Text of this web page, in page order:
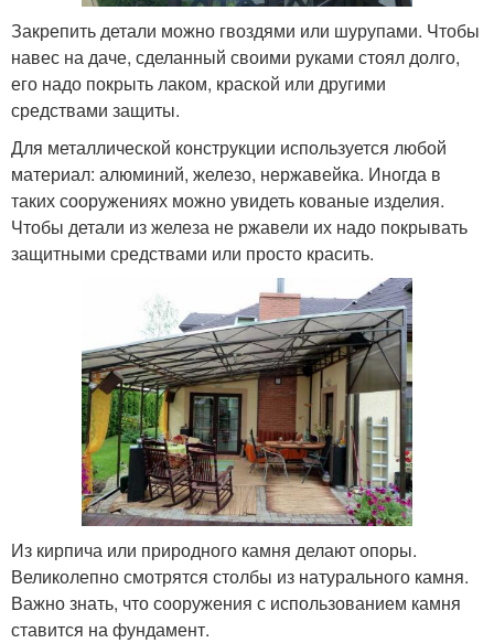
Закрепить детали можно гвоздями или шурупами. Чтобы
навес на даче, сделанный своими руками стоял долго,
его надо покрыть лаком, краской или другими
средствами защиты.
Для металлической конструкции используется любой
материал: алюминий, железо, нержавейка. Иногда в
таких сооружениях можно увидеть кованые изделия.
Чтобы детали из железа не ржавели их надо покрывать
защитными средствами или просто красить.
Из кирпича или природного камня делают опоры.
Великолепно смотрятся столбы из натурального камня.
Важно знать, что сооружения с использованием камня
ставится на фундамент.